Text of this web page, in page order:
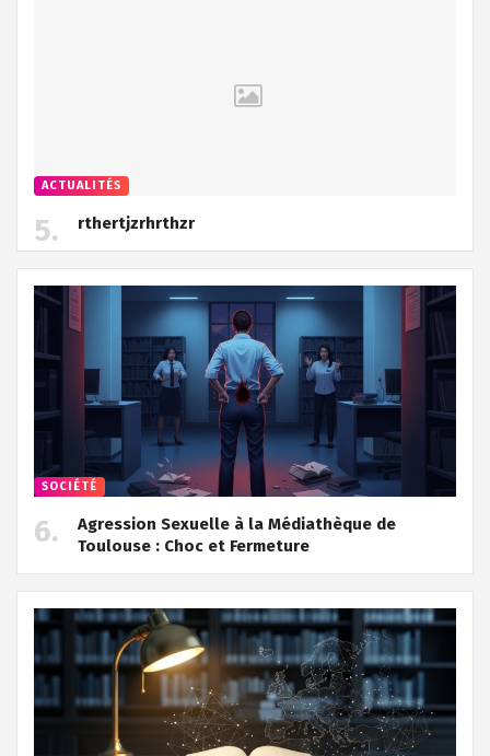
ACTUALITÉS
rthertjzrhrthzr
SOCIÉTÉ
Agression Sexuelle à la Médiathèque de
Toulouse : Choc et Fermeture